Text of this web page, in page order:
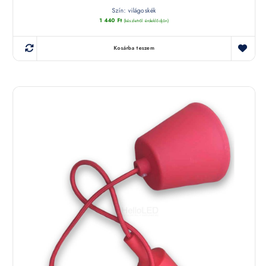
Szín: világoskék
1 440 Ft (készletről érdeklődjön)
Kosárba teszem